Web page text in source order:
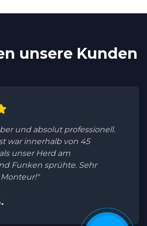
unsere Kunden
und absolut professionell.
war innerhalb von 45
unser Herd am
Funken sprühte. Sehr